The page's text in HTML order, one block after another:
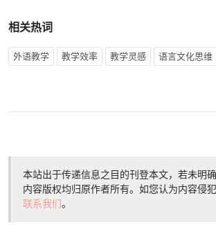
相关热词
外语教学 教学效率 教学灵感 语言文化思维
本站出于传递信息之目的刊登本文，若未明确
内容版权均归原作者所有。如您认为内容侵
联系我们。